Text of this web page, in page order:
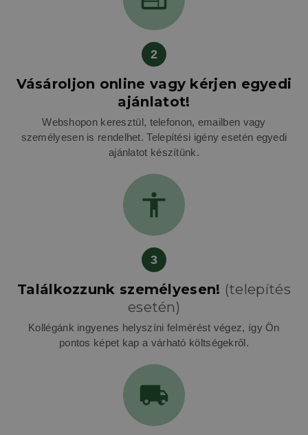
2
Vásároljon online vagy kérjen egyedi
ajánlatot!
Webshopon keresztül, telefonon, emailben vagy
személyesen is rendelhet. Telepítési igény esetén egyedi
ajánlatot készítünk.
3
Találkozzunk személyesen! (telepítés
esetén)
Kollégánk ingyenes helyszíni felmérést végez, így Ön
pontos képet kap a várható költségekről.